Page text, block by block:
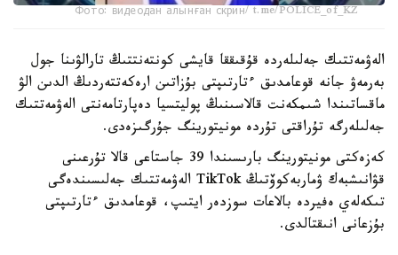
Фото: видеодан алынған скрин/ t.me/POLICE_of_KZ
الەۋمەتتىك جەلىلەردە قۇقىققا قايشى كونتەنتتىڭ تارالۋىنا جول
بەرمەۋ جانە قوعامدىق ءتارتىپتى بۇزاتىن ارەكەتتەردىڭ الدىن الۋ
ماقساتىندا شىمكەنت قالاسىنىڭ پوليتسيا دەپارتامەنتى الەۋمەتتىك
جەلىلەرگە تۇراقتى تۇردە مونيتورينگ جۇرگىزەدى.
كەزەكتى مونيتورينگ بارىسىندا 39 جاستاعى قالا تۇرعىنى
قۋانىشبەك ۋماربەكوۆتىڭ TikTok الەۋمەتتىك جەلىسىندەگى
تىكەلەي ەفيردە بالاعات سوزدەر ايتىپ، قوعامدىق ءتارتىپتى
بۇزعانى انىقتالدى.